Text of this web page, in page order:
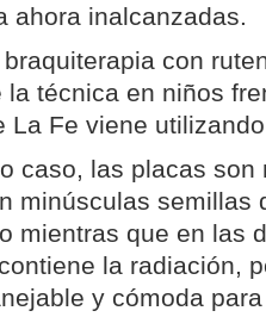
ahora inalcanzadas.
con
la técnica en niños
La Fe viene
caso, las placas
minúsculas semillas
mientras que en las
la radiación,
y cómoda